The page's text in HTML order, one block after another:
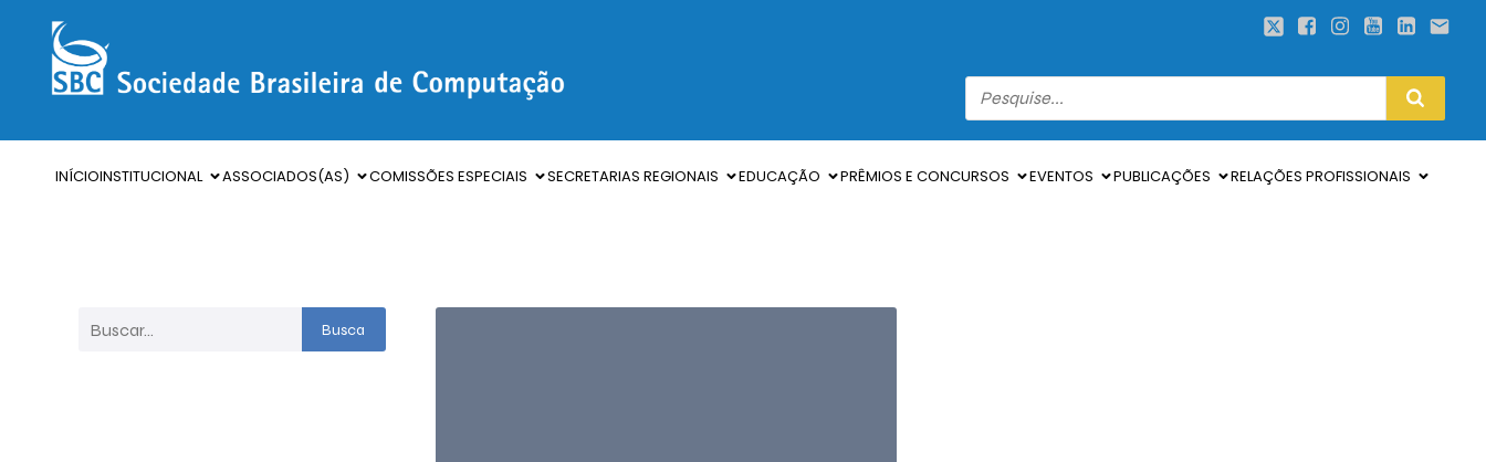
INÍCIOINSTITUCIONAL ASSOCIADOS(AS) COMISSÕES ESPECIAIS SECRETARIAS REGIONAIS EDUCAÇÃO PRÊMIOS E CONCURSOS EVENTOS PUBLICAÇÕES RELAÇÕES PROFISSIONAIS
Busca